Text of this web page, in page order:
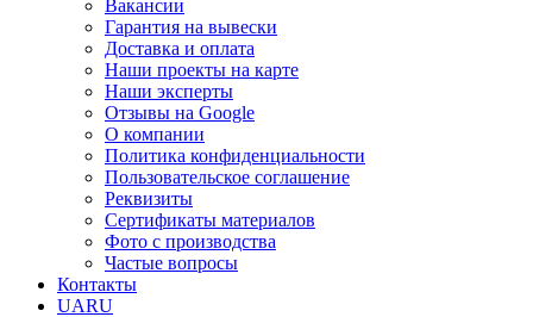
Вакансии
Гарантия на вывески
Доставка и оплата
Наши проекты на карте
Наши эксперты
Отзывы на Google
О компании
Политика конфиденциальности
Пользовательское соглашение
Реквизиты
Сертификаты материалов
Фото с производства
Частые вопросы
Контакты
UARU